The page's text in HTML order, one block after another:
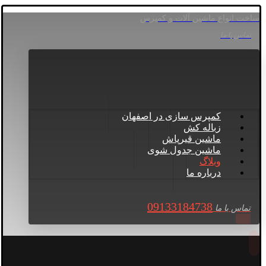
ساخت انواع ماشین آلات و کمپرس
کمپرس سازی در اصفهان
زباله کش
ماشین قیرپاش
ماشین جدول شوی
وبلاگ
درباره ما
تماس با ما 09133184738